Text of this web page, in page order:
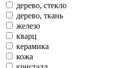
дерево, стекло
дерево, ткань
железо
кварц
керамика
кожа